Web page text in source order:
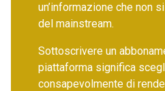
un’informazione che non
del mainstream.
Sottoscrivere un
piattaforma significa
consapevolmente di